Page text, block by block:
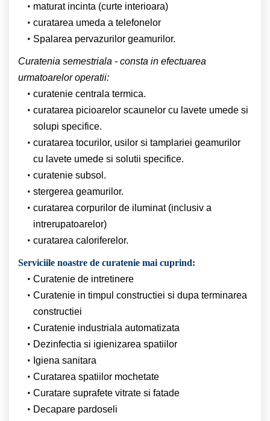
maturat incinta (curte interioara)
curatarea umeda a telefonelor
Spalarea pervazurilor geamurilor.
Curatenia semestriala - consta in efectuarea
urmatoarelor operatii:
curatenie centrala termica.
curatarea picioarelor scaunelor cu lavete umede si
solupi specifice.
curatarea tocurilor, usilor si tamplariei geamurilor
cu lavete umede si solutii specifice.
curatenie subsol.
stergerea geamurilor.
curatarea corpurilor de iluminat (inclusiv a
intrerupatoarelor)
curatarea caloriferelor.
Serviciile noastre de curatenie mai cuprind:
Curatenie de intretinere
Curatenie in timpul constructiei si dupa terminarea
constructiei
Curatenie industriala automatizata
Dezinfectia si igienizarea spatiilor
Igiena sanitara
Curatarea spatiilor mochetate
Curatare suprafete vitrate si fatade
Decapare pardoseli